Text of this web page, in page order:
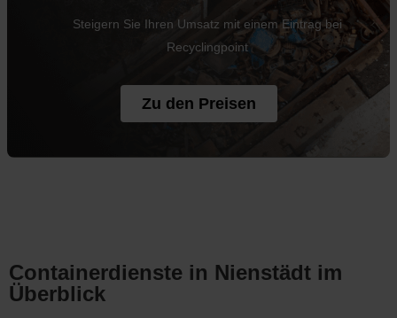
Steigern Sie Ihren Umsatz mit einem Eintrag bei
Recyclingpoint
Zu den Preisen
Containerdienste in Nienstädt im
Überblick